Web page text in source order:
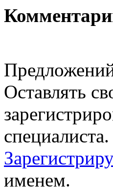
Оставлять
специалиста.
именем.